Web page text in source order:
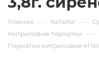
Главная — Каталог —
Нитриловые перчатки —
Перчатки нитриловые M